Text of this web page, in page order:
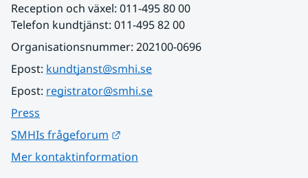
Reception och växel: 011-495 80 00
Telefon kundtjänst: 011-495 82 00
Organisationsnummer: 202100-0696
Epost: kundtjanst@smhi.se
Epost: registrator@smhi.se
Press
SMHIs frågeforum
Mer kontaktinformation